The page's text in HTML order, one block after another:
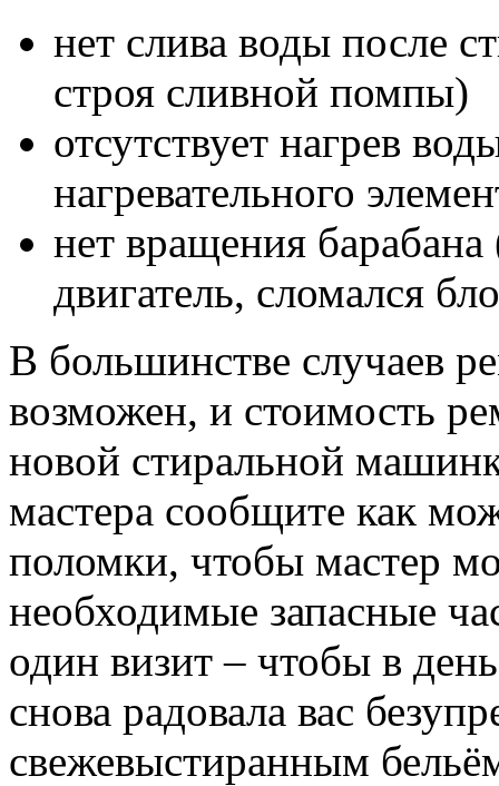
нет слива воды после
строя сливной помпы)
отсутствует нагрев
нагревательного
нет вращения
двигатель, сломался
В большинстве случаев
возможен, и стоимость
новой стиральной
мастера сообщите как
поломки, чтобы мастер
необходимые запасные
один визит – чтобы в
снова радовала вас
свежевыстиранным